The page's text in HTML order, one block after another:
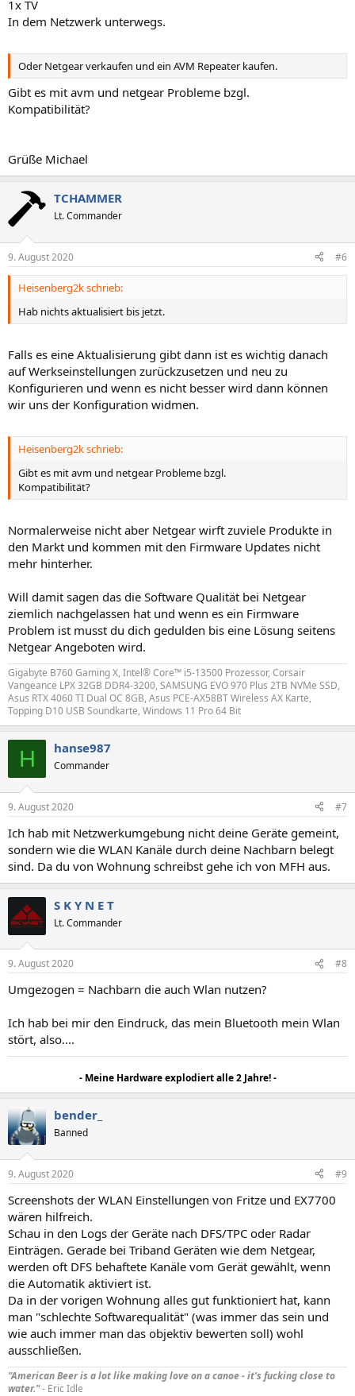
1x TV
In dem Netzwerk unterwegs.
Oder Netgear verkaufen und ein AVM Repeater kaufen.
Gibt es mit avm und netgear Probleme bzgl.
Kompatibilität?
Grüße Michael
TCHAMMER
Lt. Commander
9. August 2020 #6
Heisenberg2k schrieb:
Hab nichts aktualisiert bis jetzt.
Falls es eine Aktualisierung gibt dann ist es wichtig danach
auf Werkseinstellungen zurückzusetzen und neu zu
Konfigurieren und wenn es nicht besser wird dann können
wir uns der Konfiguration widmen.
Heisenberg2k schrieb:
Gibt es mit avm und netgear Probleme bzgl.
Kompatibilität?
Normalerweise nicht aber Netgear wirft zuviele Produkte in
den Markt und kommen mit den Firmware Updates nicht
mehr hinterher.
Will damit sagen das die Software Qualität bei Netgear
ziemlich nachgelassen hat und wenn es ein Firmware
Problem ist musst du dich gedulden bis eine Lösung seitens
Netgear Angeboten wird.
Gigabyte B760 Gaming X, Intel® Core™ i5-13500 Prozessor, Corsair
Vangeance LPX 32GB DDR4-3200, SAMSUNG EVO 970 Plus 2TB NVMe SSD,
Asus RTX 4060 TI Dual OC 8GB, Asus PCE-AX58BT Wireless AX Karte,
Topping D10 USB Soundkarte, Windows 11 Pro 64 Bit
H hanse987
Commander
9. August 2020 #7
Ich hab mit Netzwerkumgebung nicht deine Geräte gemeint,
sondern wie die WLAN Kanäle durch deine Nachbarn belegt
sind. Da du von Wohnung schreibst gehe ich von MFH aus.
S K Y N E T
Lt. Commander
9. August 2020 #8
Umgezogen = Nachbarn die auch Wlan nutzen?
Ich hab bei mir den Eindruck, das mein Bluetooth mein Wlan
stört, also....
- Meine Hardware explodiert alle 2 Jahre! -
bender_
Banned
9. August 2020 #9
Screenshots der WLAN Einstellungen von Fritze und EX7700
wären hilfreich.
Schau in den Logs der Geräte nach DFS/TPC oder Radar
Einträgen. Gerade bei Triband Geräten wie dem Netgear,
werden oft DFS behaftete Kanäle vom Gerät gewählt, wenn
die Automatik aktiviert ist.
Da in der vorigen Wohnung alles gut funktioniert hat, kann
man "schlechte Softwarequalität" (was immer das sein und
wie auch immer man das objektiv bewerten soll) wohl
ausschließen.
"American Beer is a lot like making love on a canoe - it's fucking close to
water."- Eric Idle